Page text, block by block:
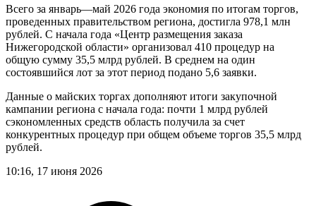
Всего за январь—май 2026 года экономия по итогам торгов,
проведенных правительством региона, достигла 978,1 млн
рублей. С начала года «Центр размещения заказа
Нижегородской области» организовал 410 процедур на
общую сумму 35,5 млрд рублей. В среднем на один
состоявшийся лот за этот период подано 5,6 заявки.
Данные о майских торгах дополняют итоги закупочной
кампании региона с начала года: почти 1 млрд рублей
сэкономленных средств область получила за счет
конкурентных процедур при общем объеме торгов 35,5 млрд
рублей.
10:16, 17 июня 2026